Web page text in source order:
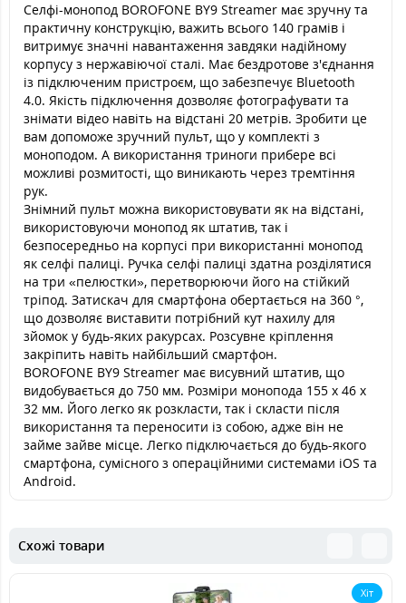
Селфі-монопод BOROFONE BY9 Streamer має зручну та
практичну конструкцію, важить всього 140 грамів і
витримує значні навантаження завдяки надійному
корпусу з нержавіючої сталі. Має бездротове з'єднання
із підключеним пристроєм, що забезпечує Bluetooth
4.0. Якість підключення дозволяє фотографувати та
знімати відео навіть на відстані 20 метрів. Зробити це
вам допоможе зручний пульт, що у комплекті з
моноподом. А використання триноги прибере всі
можливі розмитості, що виникають через тремтіння
рук.
Знімний пульт можна використовувати як на відстані,
використовуючи монопод як штатив, так і
безпосередньо на корпусі при використанні монопод
як селфі палиці. Ручка селфі палиці здатна розділятися
на три «пелюстки», перетворюючи його на стійкий
тріпод. Затискач для смартфона обертається на 360 °,
що дозволяє виставити потрібний кут нахилу для
зйомок у будь-яких ракурсах. Розсувне кріплення
закріпить навіть найбільший смартфон.
BOROFONE BY9 Streamer має висувний штатив, що
видобувається до 750 мм. Розміри монопода 155 х 46 х
32 мм. Його легко як розкласти, так і скласти після
використання та переносити із собою, адже він не
займе зайве місце. Легко підключається до будь-якого
смартфона, сумісного з операційними системами iOS та
Android.
Схожі товари
Хіт